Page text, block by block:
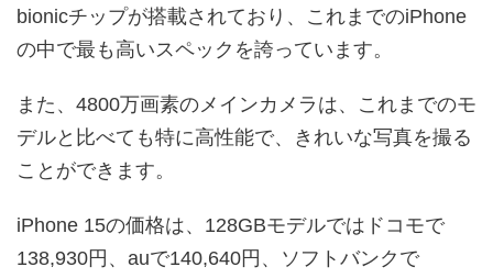
bionicチップが搭載されており、これまでのiPhone
の中で最も高いスペックを誇っています。
また、4800万画素のメインカメラは、これまでのモ
デルと比べても特に高性能で、きれいな写真を撮る
ことができます。
iPhone 15の価格は、128GBモデルではドコモで
138,930円、auで140,640円、ソフトバンクで